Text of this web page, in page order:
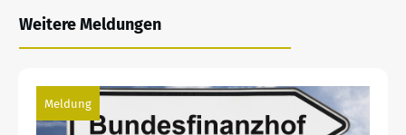
Weitere Meldungen
Meldung